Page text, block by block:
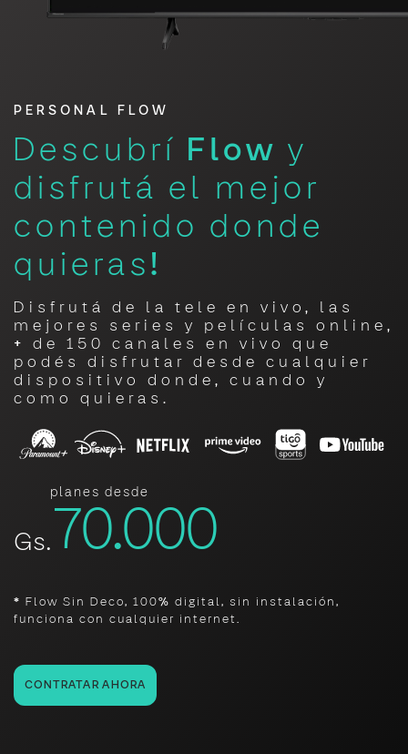
PERSONAL FLOW
Descubrí Flow y
disfrutá el mejor
contenido donde
quieras!
Disfrutá de la tele en vivo, las
mejores series y películas online,
+ de 150 canales en vivo que
podés disfrutar desde cualquier
dispositivo donde, cuando y
como quieras.
planes desde
Gs. 70.000
* Flow Sin Deco, 100% digital, sin instalación,
funciona con cualquier internet.
CONTRATAR AHORA